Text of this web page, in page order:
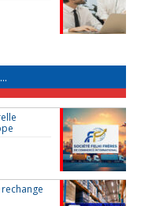
rechange